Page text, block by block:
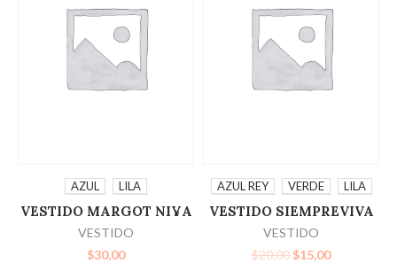
SELECCIONAR
OPCIONES
AZUL LILA
VESTIDO MARGOT NI¥A
VESTIDO
$30,00
SELECCIONAR
OPCIONES
AZUL REY VERDE LILA
VESTIDO SIEMPREVIVA
VESTIDO
$20,00 $15,00